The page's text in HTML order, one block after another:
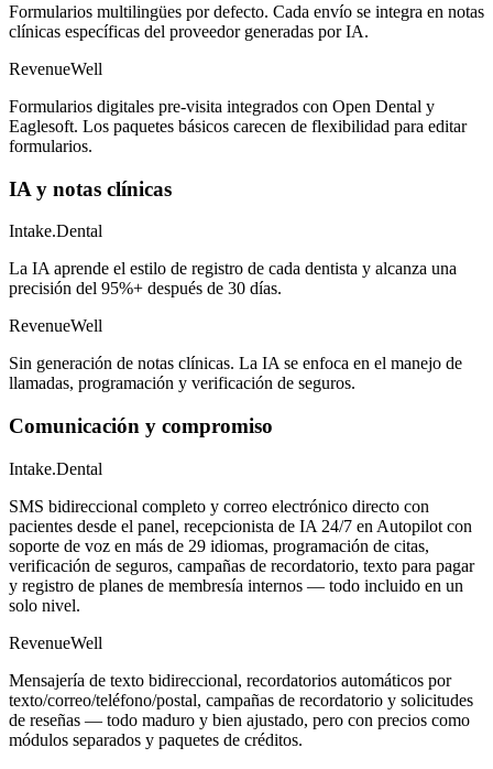
Formularios multilingües por defecto. Cada envío se integra en notas
clínicas específicas del proveedor generadas por IA.
RevenueWell
Formularios digitales pre-visita integrados con Open Dental y
Eaglesoft. Los paquetes básicos carecen de flexibilidad para editar
formularios.
IA y notas clínicas
Intake.Dental
La IA aprende el estilo de registro de cada dentista y alcanza una
precisión del 95%+ después de 30 días.
RevenueWell
Sin generación de notas clínicas. La IA se enfoca en el manejo de
llamadas, programación y verificación de seguros.
Comunicación y compromiso
Intake.Dental
SMS bidireccional completo y correo electrónico directo con
pacientes desde el panel, recepcionista de IA 24/7 en Autopilot con
soporte de voz en más de 29 idiomas, programación de citas,
verificación de seguros, campañas de recordatorio, texto para pagar
y registro de planes de membresía internos — todo incluido en un
solo nivel.
RevenueWell
Mensajería de texto bidireccional, recordatorios automáticos por
texto/correo/teléfono/postal, campañas de recordatorio y solicitudes
de reseñas — todo maduro y bien ajustado, pero con precios como
módulos separados y paquetes de créditos.